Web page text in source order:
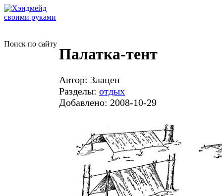
Поиск по сайту
Палатка-тент
Автор: Злацен
Разделы: отдых
Добавлено: 2008-10-29